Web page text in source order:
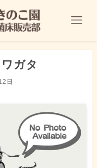
ガタ
日